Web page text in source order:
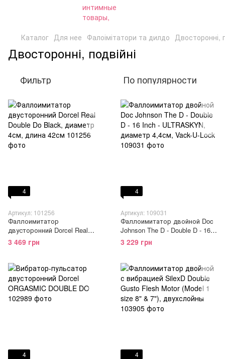
Каталог Для нее Фалоімітатори та дилдо Двосторонні,
Двосторонні, подвійні
Фильтр По популярности
4
Артикул: 101256
Фаллоимитатор
двусторонний Dorcel Real
Double Do Black, диаметр 4см,
длина 42см
3 469 грн
4
Артикул: 109031
Фаллоимитатор двойной Doc
Johnson The D - Double D - 16
Inch - ULTRASKYN, диаметр
4,4см, Vack-U-Lock
3 229 грн
4 4